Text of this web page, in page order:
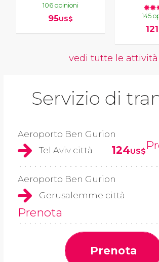
106 opinioni
95US$ 145
121
vedi tutte le attività
Servizio di
Aeroporto Ben Gurion
Tel Aviv città
124US$
Aeroporto Ben Gurion
Gerusalemme città
Prenota
Prenota